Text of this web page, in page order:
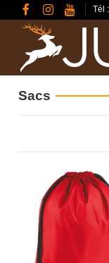
Tél
Sacs